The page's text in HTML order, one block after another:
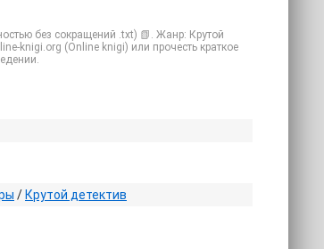
без сокращений .txt) 📗. Жанр: Крутой
knigi.org (Online knigi) или прочесть краткое
/ Крутой детектив